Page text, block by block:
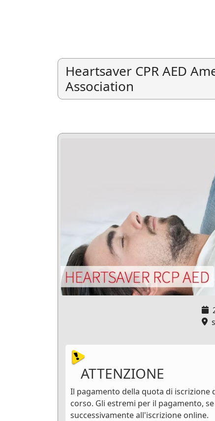
Heartsaver CPR AED
Association
ATTENZIONE
Il pagamento della quota di iscrizione
corso. Gli estremi per il pagamento,
successivamente all'iscrizione online.